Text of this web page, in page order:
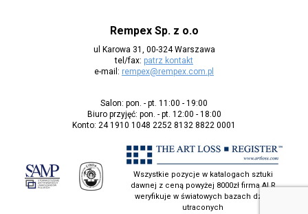
Rempex Sp. z o.o
ul Karowa 31, 00-324 Warszawa
tel/fax: patrz kontakt
e-mail: rempex@rempex.com.pl
Salon: pon. - pt. 11:00 - 19:00
Biuro przyjęć: pon. - pt. 12:00 - 18:00
Konto: 24 1910 1048 2252 8132 8822 0001
Wszystkie pozycje w katalogach sztuki
dawnej z ceną powyżej 8000zł firma ALR
weryfikuje w światowych bazach dzieł
utraconych